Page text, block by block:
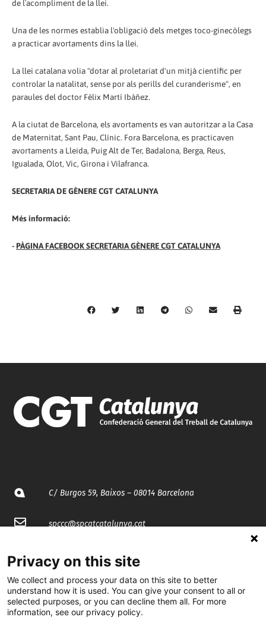
de l´acompliment de la llei.
Una de les normes establia l'obligació dels metges toco-ginecòlegs
a practicar avortaments dins la llei.
La llei catalana volia "dotar al proletariat d'un mitjà científic per
controlar la natalitat, sense por als perills del curanderisme", en
paraules del doctor Fèlix Martí Ibàñez.
A la ciutat de Barcelona, els avortaments es van autoritzar a la Casa
de Maternitat, Sant Pau, Clínic. Fora Barcelona, es practicaven
avortaments a Lleida, Puig Alt de Ter, Badalona, Berga, Reus,
Igualada, Olot, Vic, Girona i Vilafranca.
SECRETARIA DE GÈNERE CGT CATALUNYA
Més informació:
- PÀGINA FACEBOOK SECRETARIA GÈNERE CGT CATALUNYA
C/ Burgos 59, Baixos – 08014 Barcelona
spccc@spcgtcatalunya.cat
@CGTCatalunya
cgtcatalunya
Privacy on this site
We collect and process your data on this site to better
understand how it is used. You can give your consent to all or
selected purposes, or you can decline them all. For more
information, see our privacy policy.